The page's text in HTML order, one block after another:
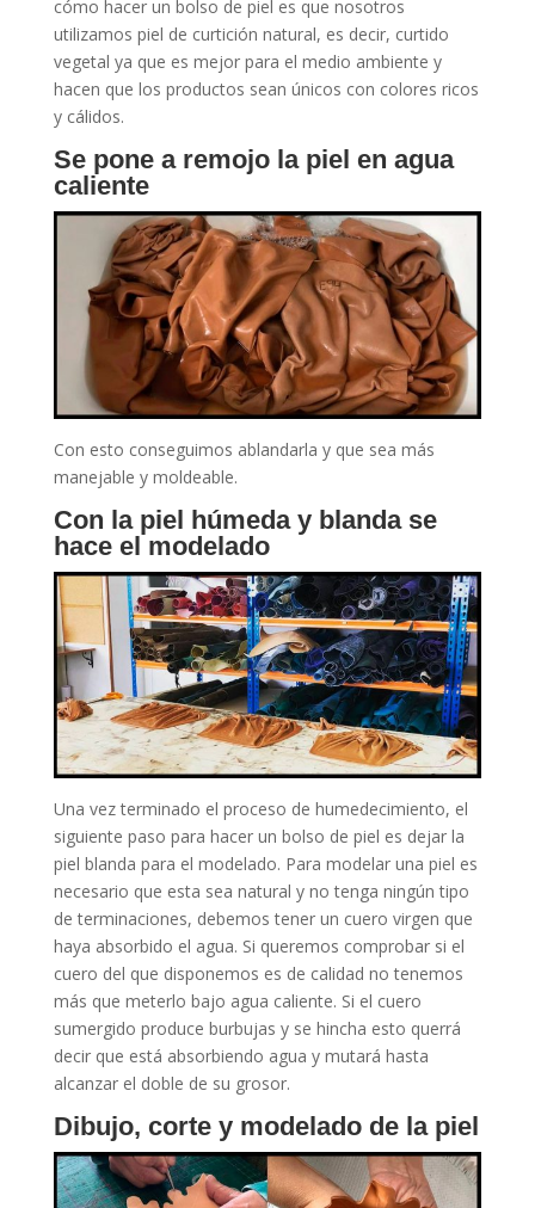
cómo hacer un bolso de piel es que nosotros
utilizamos piel de curtición natural, es decir, curtido
vegetal ya que es mejor para el medio ambiente y
hacen que los productos sean únicos con colores ricos
y cálidos.
Se pone a remojo la piel en agua
caliente
Con esto conseguimos ablandarla y que sea más
manejable y moldeable.
Con la piel húmeda y blanda se
hace el modelado
Una vez terminado el proceso de humedecimiento, el
siguiente paso para hacer un bolso de piel es dejar la
piel blanda para el modelado. Para modelar una piel es
necesario que esta sea natural y no tenga ningún tipo
de terminaciones, debemos tener un cuero virgen que
haya absorbido el agua. Si queremos comprobar si el
cuero del que disponemos es de calidad no tenemos
más que meterlo bajo agua caliente. Si el cuero
sumergido produce burbujas y se hincha esto querrá
decir que está absorbiendo agua y mutará hasta
alcanzar el doble de su grosor.
Dibujo, corte y modelado de la piel